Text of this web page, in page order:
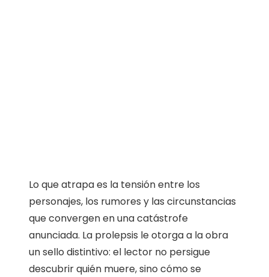
Lo que atrapa es la tensión entre los
personajes, los rumores y las circunstancias
que convergen en una catástrofe
anunciada. La prolepsis le otorga a la obra
un sello distintivo: el lector no persigue
descubrir quién muere, sino cómo se